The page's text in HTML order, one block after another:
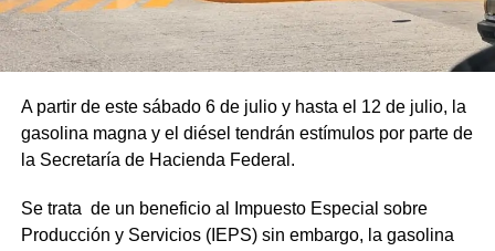
A partir de este sábado 6 de julio y hasta el 12 de julio, la
gasolina magna y el diésel tendrán estímulos por parte de
la Secretaría de Hacienda Federal.
Se trata de un beneficio al Impuesto Especial sobre
Producción y Servicios (IEPS) sin embargo, la gasolina